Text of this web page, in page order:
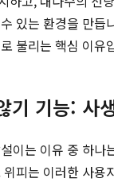
있는 환경을 만듭
불리는 핵심 이유
기 기능: 사
이는 이유 중 하나
피는 이러한 사용